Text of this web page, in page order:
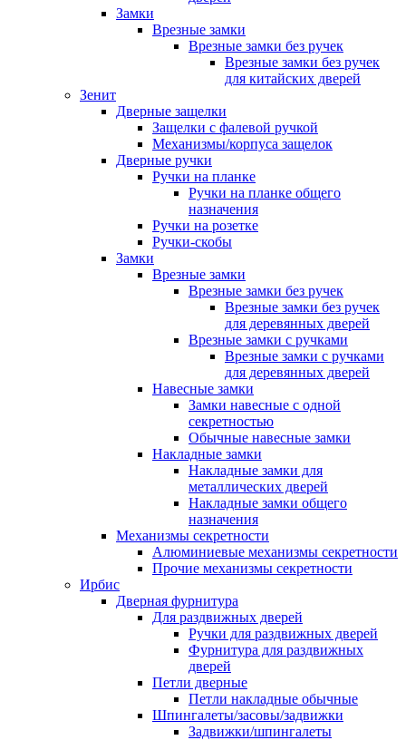
Замки
Врезные замки
Врезные замки без ручек
Врезные замки без ручек
для китайских дверей
Зенит
Дверные защелки
Защелки с фалевой ручкой
Механизмы/корпуса защелок
Дверные ручки
Ручки на планке
Ручки на планке общего
назначения
Ручки на розетке
Ручки-скобы
Замки
Врезные замки
Врезные замки без ручек
Врезные замки без ручек
для деревянных дверей
Врезные замки с ручками
Врезные замки с ручками
для деревянных дверей
Навесные замки
Замки навесные с одной
секретностью
Обычные навесные замки
Накладные замки
Накладные замки для
металлических дверей
Накладные замки общего
назначения
Механизмы секретности
Алюминиевые механизмы секретности
Прочие механизмы секретности
Ирбис
Дверная фурнитура
Для раздвижных дверей
Ручки для раздвижных дверей
Фурнитура для раздвижных
дверей
Петли дверные
Петли накладные обычные
Шпингалеты/засовы/задвижки
Задвижки/шпингалеты